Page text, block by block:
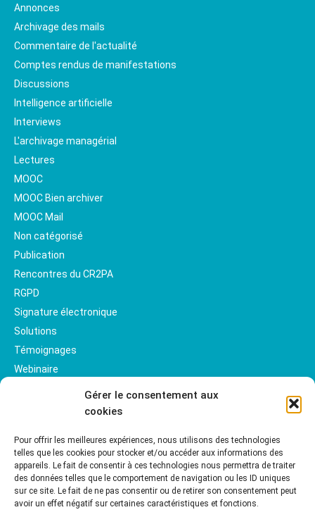
Gérer le consentement aux
cookies
Pour offrir les meilleures expériences, nous utilisons des technologies
telles que les cookies pour stocker et/ou accéder aux informations des
appareils. Le fait de consentir à ces technologies nous permettra de traiter
des données telles que le comportement de navigation ou les ID uniques
sur ce site. Le fait de ne pas consentir ou de retirer son consentement peut
avoir un effet négatif sur certaines caractéristiques et fonctions.
Annonces
Archivage des mails
Commentaire de l'actualité
Comptes rendus de manifestations
Discussions
Intelligence artificielle
Interviews
L'archivage managérial
Lectures
MOOC
MOOC Bien archiver
MOOC Mail
Non catégorisé
Publication
Rencontres du CR2PA
RGPD
Signature électronique
Solutions
Témoignages
Webinaire